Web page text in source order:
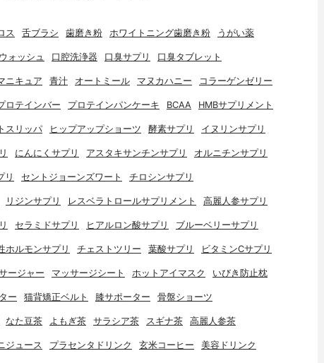
ス 舌ブラシ 歯磨き粉 ホワイトニング歯磨き粉 うがい薬
ォッシュ 口腔洗浄器 口臭サプリ 口臭タブレット
ニキュア 青汁 オートミール マヌカハニー コラーゲンゼリー
ロテインバー プロテインパンケーキ BCAA HMBサプリメント
スリッパ ヒップアップショーツ 酵素サプリ イヌリンサプリ
にんにくサプリ アスタキサンチンサプリ オルニチンサプリ
リ セントジョーンズワート チロシンサプリ
リジンサプリ レスベラトロールサプリメント 高麗人参サプリ
セラミドサプリ ヒアルロン酸サプリ ブルーベリーサプリ
ホルモンサプリ チェストツリー 葉酸サプリ ビタミンCサプリ
ージャー マッサージシート ホットアイマスク いびき防止枕
ー 猫背矯正ベルト 膝サポーター 骨盤ショーツ
なた豆茶 よもぎ茶 サラシア茶 スギナ茶 高麗人参茶
ジュース プラセンタドリンク 玄米コーヒー 美容ドリンク